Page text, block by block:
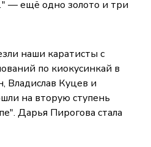
— ещё одно золото и три
наши каратисты с
по киокусинкай в
Владислав Куцев и
на вторую ступень
Дарья Пирогова стала